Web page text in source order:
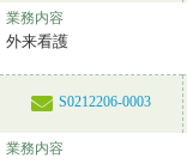
業務内容
外来看護
S0212206-0003
業務内容